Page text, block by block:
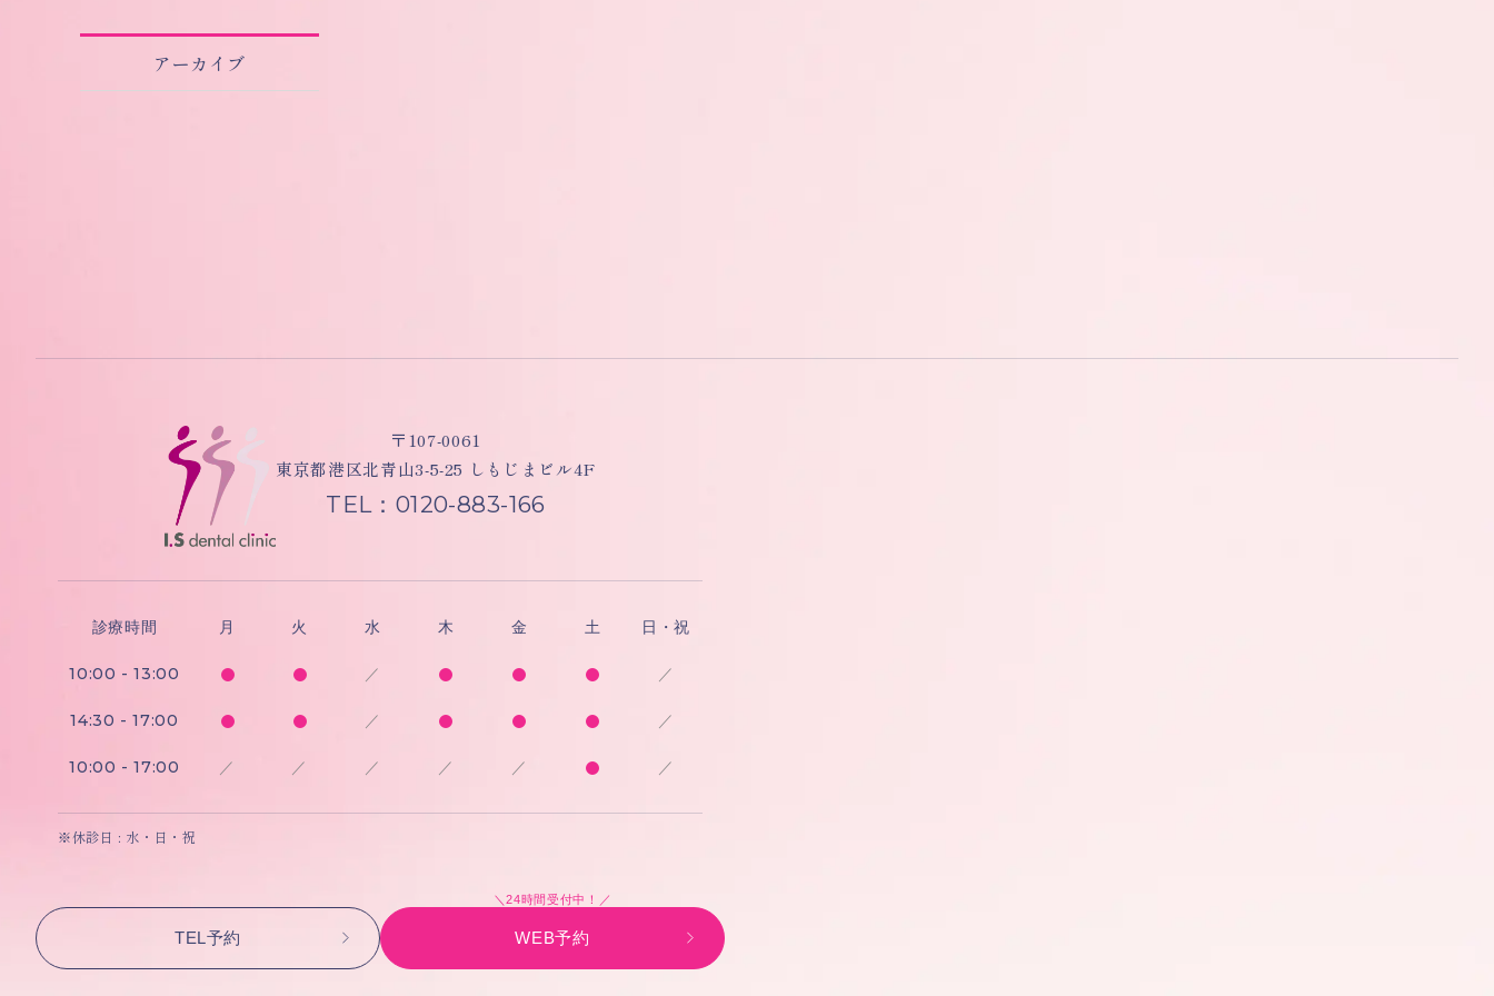
アーカイブ
〒107-0061
東京都港区北青山3-5-25 しもじまビル4F
TEL：0120-883-166
診療時間 月 火 水 木 金 土 日・祝
10:00 - 13:00 ／ ／
14:30 - 17:00 ／ ／
10:00 - 17:00 ／ ／ ／ ／ ／ ／
※休診日 : 水・日・祝
TEL予約
＼24時間受付中！／
WEB予約